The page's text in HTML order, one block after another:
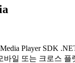
Player SDK
일 또는 크로스